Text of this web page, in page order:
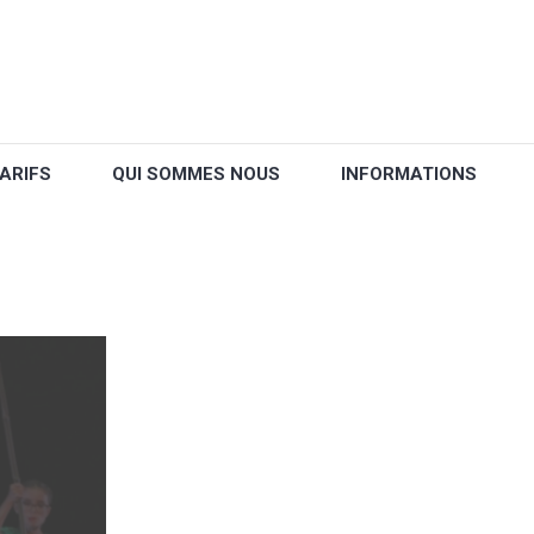
QUI SOMMES NOUS INFORMATIONS